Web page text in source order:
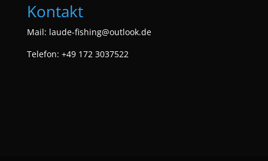
Kontakt
Mail: laude-fishing@outlook.de
Telefon: +49 172 3037522